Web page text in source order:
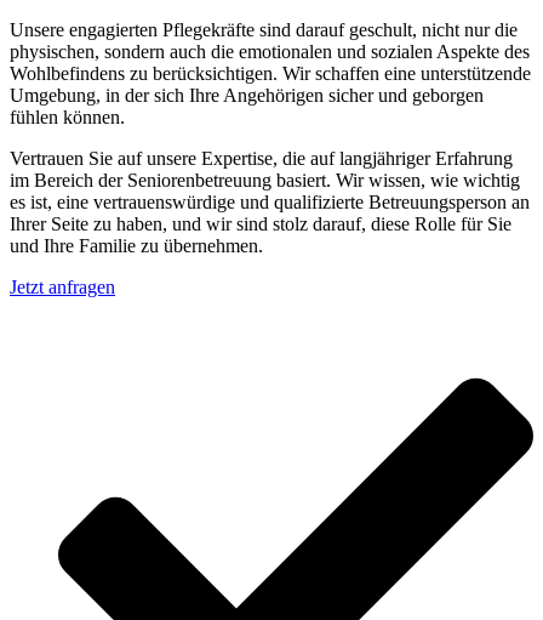
Unsere engagierten Pflegekräfte sind darauf geschult, nicht nur die
physischen, sondern auch die emotionalen und sozialen Aspekte des
Wohlbefindens zu berücksichtigen. Wir schaffen eine unterstützende
Umgebung, in der sich Ihre Angehörigen sicher und geborgen
fühlen können.
Vertrauen Sie auf unsere Expertise, die auf langjähriger Erfahrung
im Bereich der Seniorenbetreuung basiert. Wir wissen, wie wichtig
es ist, eine vertrauenswürdige und qualifizierte Betreuungsperson an
Ihrer Seite zu haben, und wir sind stolz darauf, diese Rolle für Sie
und Ihre Familie zu übernehmen.
Jetzt anfragen